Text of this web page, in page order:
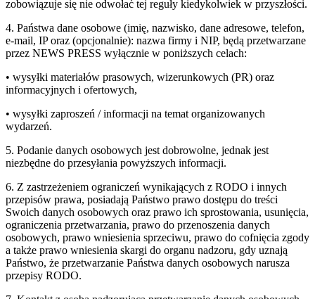
zobowiązuje się nie odwołać tej reguły kiedykolwiek w przyszłości.
4. Państwa dane osobowe (imię, nazwisko, dane adresowe, telefon,
e-mail, IP oraz (opcjonalnie): nazwa firmy i NIP, będą przetwarzane
przez NEWS PRESS wyłącznie w poniższych celach:
• wysyłki materiałów prasowych, wizerunkowych (PR) oraz
informacyjnych i ofertowych,
• wysyłki zaproszeń / informacji na temat organizowanych
wydarzeń.
5. Podanie danych osobowych jest dobrowolne, jednak jest
niezbędne do przesyłania powyższych informacji.
6. Z zastrzeżeniem ograniczeń wynikających z RODO i innych
przepisów prawa, posiadają Państwo prawo dostępu do treści
Swoich danych osobowych oraz prawo ich sprostowania, usunięcia,
ograniczenia przetwarzania, prawo do przenoszenia danych
osobowych, prawo wniesienia sprzeciwu, prawo do cofnięcia zgody
a także prawo wniesienia skargi do organu nadzoru, gdy uznają
Państwo, że przetwarzanie Państwa danych osobowych narusza
przepisy RODO.